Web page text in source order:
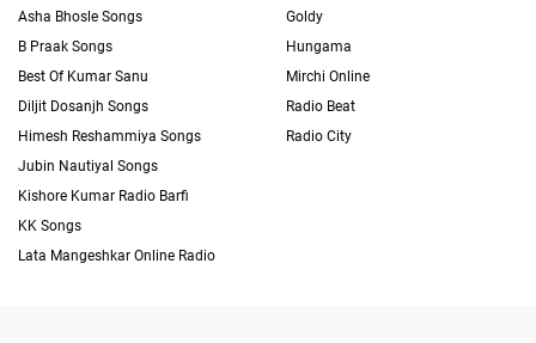
Asha Bhosle Songs
B Praak Songs
Best Of Kumar Sanu
Diljit Dosanjh Songs
Himesh Reshammiya Songs
Jubin Nautiyal Songs
Kishore Kumar Radio Barfi
KK Songs
Lata Mangeshkar Online Radio
Goldy
Hungama
Mirchi Online
Radio Beat
Radio City